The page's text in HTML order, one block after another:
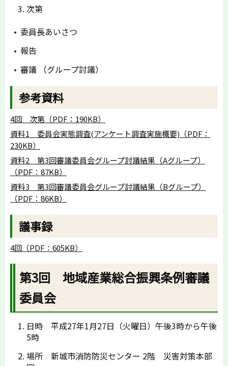
次第
委員長あいさつ
報告
審議 （グループ討議）
参考資料
4回 次第（PDF：190KB）
資料1 委員会実態調査(アンケート調査実施概要)（PDF：
230KB）
資料2 第3回審議委員会グループ討議結果（Aグループ）
（PDF：87KB）
資料3 第3回審議委員会グループ討議結果（Bグループ）
（PDF：86KB）
議事録
4回（PDF：605KB）
第3回 地域産業総合振興条例審議
委員会
日時 平成27年1月27日（火曜日）午後3時から午後
5時
場所 新城市消防防災センター 2階 災害対策本部